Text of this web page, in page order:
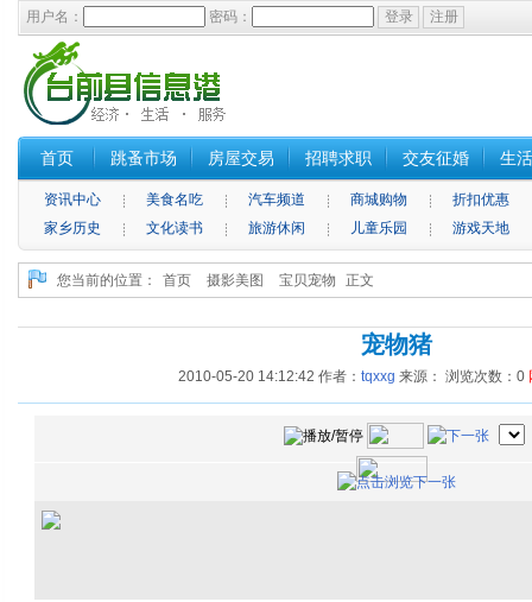
用户名： 密码：
首页 跳蚤市场 房屋交易 招聘求职 交友征婚 生
资讯中心 美食名吃 汽车频道 商城购物
折扣优惠
家乡历史
文化读书 旅游休闲 儿童乐园 游戏天地
您当前的位置： 首页 摄影美图 宝贝宠物 正文
宠物猪
2010-05-20 14:12:42 作者： tqxxg 来源： 浏览次数： 0